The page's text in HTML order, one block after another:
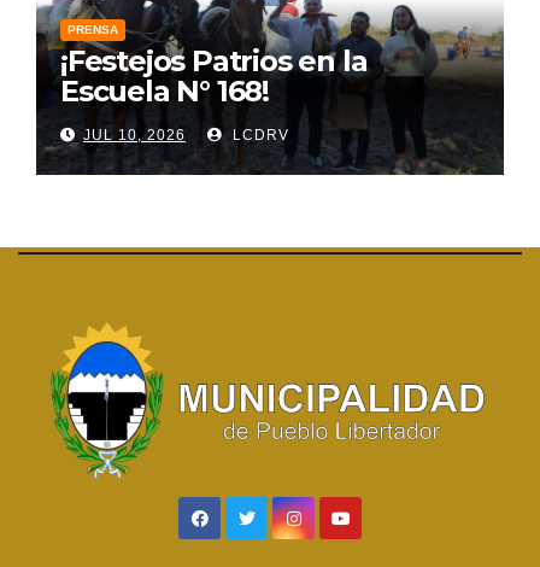
PRENSA
¡Festejos Patrios en la
Escuela N° 168!
JUL 10, 2026 LCDRV